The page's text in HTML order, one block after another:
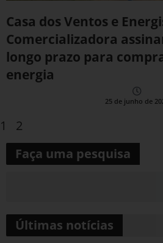
Casa dos Ventos e
Comercializadora
longo prazo para
energia
25 de junho de
1
2
Faça uma pesquisa
Últimas notícias